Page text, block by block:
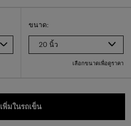
เลือกขนาดของคุณ
Select
ขนาด:
20 นิ้ว
เลือกขนาดเพื่อดูราคา
เพิ่มในรถเข็น